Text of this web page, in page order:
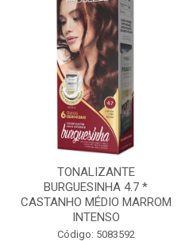
TONALIZANTE
BURGUESINHA 4.7 *
CASTANHO MÉDIO MARROM
INTENSO
Código: 5083592